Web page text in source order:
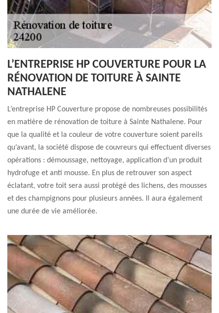
L’ENTREPRISE HP COUVERTURE POUR LA
RÉNOVATION DE TOITURE À SAINTE
NATHALENE
L’entreprise HP Couverture propose de nombreuses possibilités
en matière de rénovation de toiture à Sainte Nathalene. Pour
que la qualité et la couleur de votre couverture soient pareils
qu’avant, la société dispose de couvreurs qui effectuent diverses
opérations : démoussage, nettoyage, application d’un produit
hydrofuge et anti mousse. En plus de retrouver son aspect
éclatant, votre toit sera aussi protégé des lichens, des mousses
et des champignons pour plusieurs années. Il aura également
une durée de vie améliorée.